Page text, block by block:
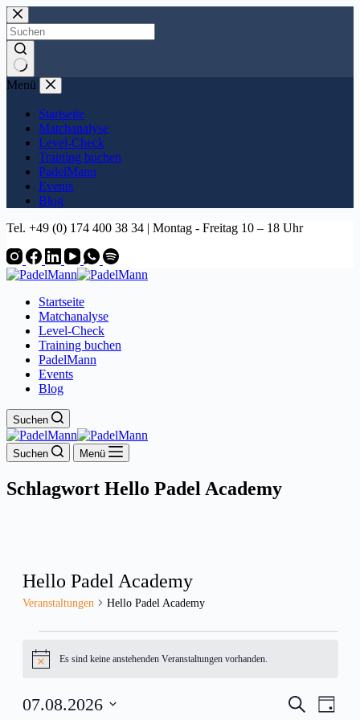
Zum
Inhalt
springen
Keine
Ergebnisse
Menü
Startseite
Matchanalyse
Level-Check
Training buchen
PadelMann
Events
Blog
Tel. +49 (0) 174 400 38 34 | Montag - Freitag 10 – 18 Uhr
Startseite
Matchanalyse
Level-Check
Training buchen
PadelMann
Events
Blog
Suchen
Suchen Menü
Schlagwort Hello Padel Academy
Hello Padel Academy
Veranstaltungen Hello Padel Academy
for
August
HinweisEs sind keine anstehenden Veranstaltungen vorhanden.
Suche
Tag
07.08.2026